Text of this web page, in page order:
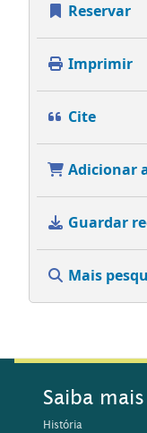
Reservar
Imprimir
Cite
Adicionar
Guardar
Mais
Saiba mais
História